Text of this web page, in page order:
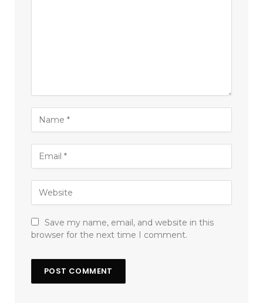
Save my name, email, and website in this
browser for the next time I comment.